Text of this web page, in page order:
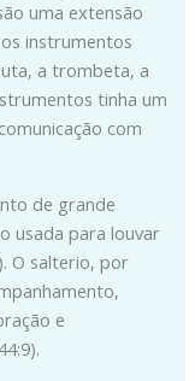
uma extensão
instrumentos
a trombeta, a
tinha um
com
de grande
usada para louvar
O salterio, por
e